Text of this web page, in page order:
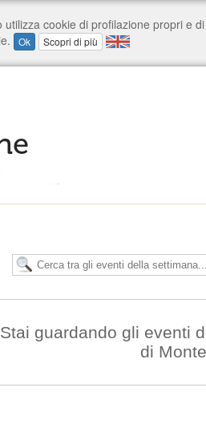
Stai guardando gli eventi
di